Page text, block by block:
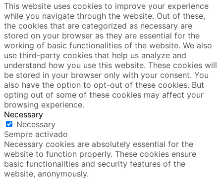
This website uses cookies to improve your experience
while you navigate through the website. Out of these,
the cookies that are categorized as necessary are
stored on your browser as they are essential for the
working of basic functionalities of the website. We also
use third-party cookies that help us analyze and
understand how you use this website. These cookies will
be stored in your browser only with your consent. You
also have the option to opt-out of these cookies. But
opting out of some of these cookies may affect your
browsing experience.
Necessary
Necessary
Sempre activado
Necessary cookies are absolutely essential for the
website to function properly. These cookies ensure
basic functionalities and security features of the
website, anonymously.